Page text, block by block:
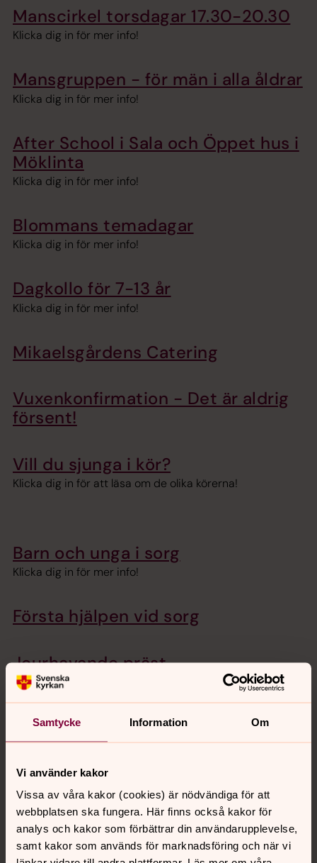
Samtycke Information Om
Vi använder kakor
Vissa av våra kakor (cookies) är nödvändiga för att
webbplatsen ska fungera. Här finns också kakor för
analys och kakor som förbättrar din användarupplevelse,
samt kakor som används för marknadsföring och när vi
Manscirkel torsdagar 17.30-20.30
Klicka dig in för mer info!
Mansgruppen - för män i alla åldrar
Klicka dig in för mer info!
After School i Sala och Öppet hus i
Möklinta
Klicka dig in för mer info!
Blommans temadagar
Klicka dig in för mer info!
Dagkollo för 7-13 år
Klicka dig in för mer info!
Mikaelsgårdens Catering
Vuxenkonfirmation - Det är aldrig
försent!
Vill du sjunga i kör?
Klicka dig in för att läsa om de olika körerna!
Barn och unga i sorg
Klicka dig in för mer info!
Första hjälpen vid sorg
Jourhavande präst
Kyrkans SOS
Klicka dig in för mer info!
Skriv en bön eller tänd ett ljus på
webben
Anledningar att vara medlem
De flesta kommer ibland i kontakt med Svenska kyrkan.